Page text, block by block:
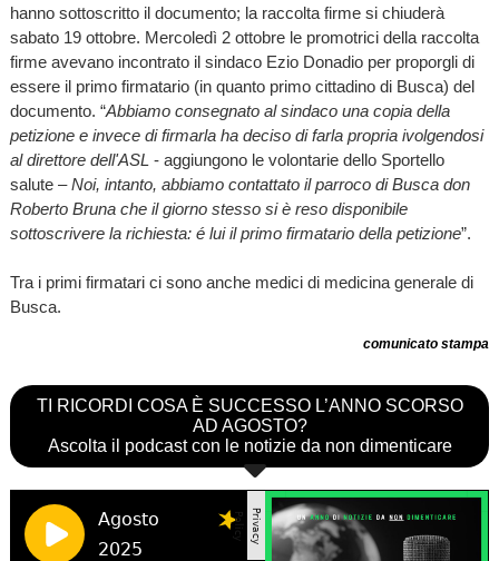
hanno sottoscritto il documento; la raccolta firme si chiuderà
sabato 19 ottobre. Mercoledì 2 ottobre le promotrici della raccolta
firme avevano incontrato il sindaco Ezio Donadio per proporgli di
essere il primo firmatario (in quanto primo cittadino di Busca) del
documento. “Abbiamo consegnato al sindaco una copia della
petizione e invece di firmarla ha deciso di farla propria ivolgendosi
al direttore dell'ASL - aggiungono le volontarie dello Sportello
salute –Noi, intanto, abbiamo contattato il parroco di Busca don
Roberto Bruna che il giorno stesso si è reso disponibile
sottoscrivere la richiesta: é lui il primo firmatario della petizione”.
Tra i primi firmatari ci sono anche medici di medicina generale di
Busca.
comunicato stampa
TI RICORDI COSA È SUCCESSO L’ANNO SCORSO
AD AGOSTO?
Ascolta il podcast con le notizie da non dimenticare